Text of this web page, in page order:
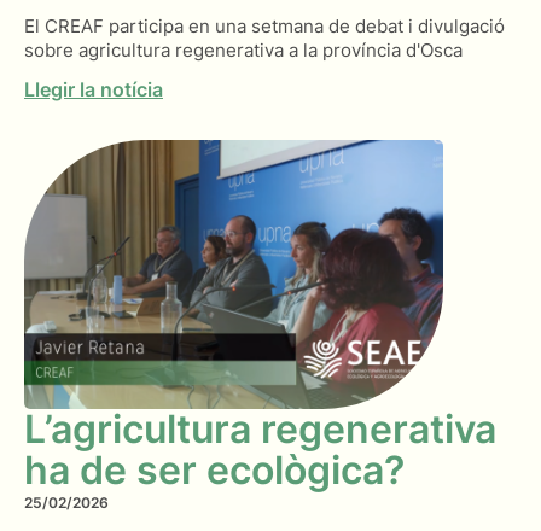
El CREAF participa en una setmana de debat i divulgació
sobre agricultura regenerativa a la província d'Osca
Llegir la notícia
L’agricultura regenerativa
ha de ser ecològica?
25/02/2026